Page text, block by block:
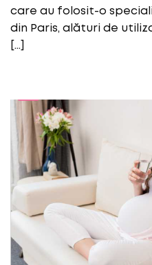
care au folosit-o
din Paris, alături de
[…]